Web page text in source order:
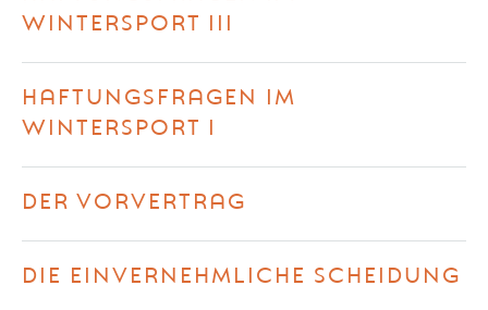
WINTERSPORT III
HAFTUNGSFRAGEN IM
WINTERSPORT I
DER VORVERTRAG
DIE EINVERNEHMLICHE SCHEIDUNG